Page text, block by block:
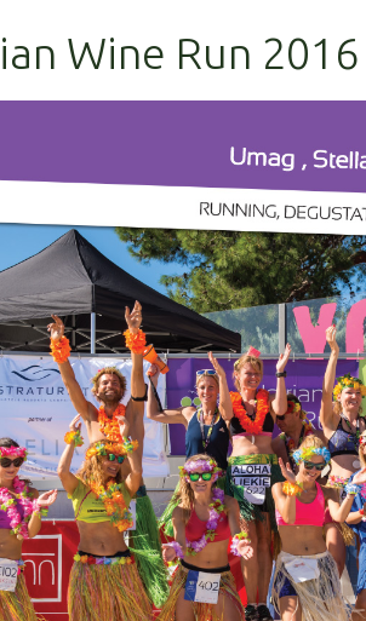
Wine Run 2016